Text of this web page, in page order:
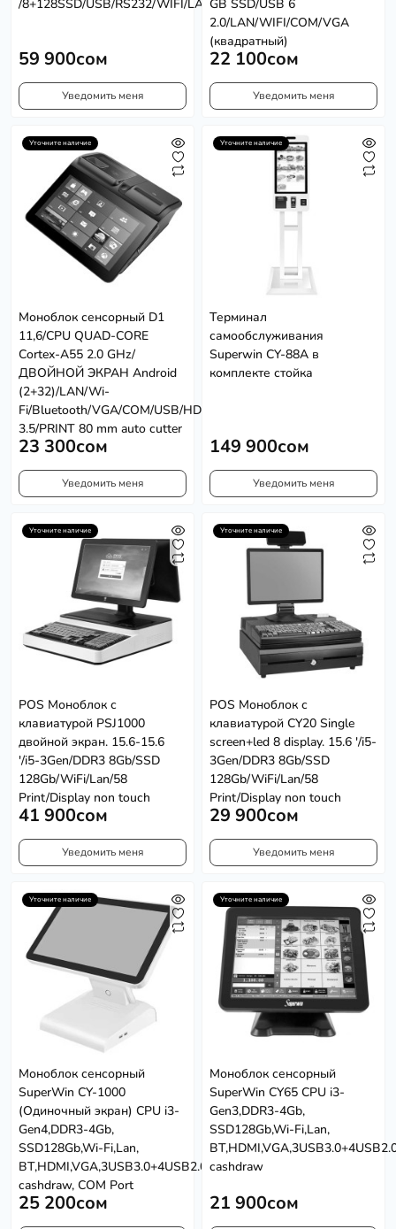
/8+128SSD/USB/RS232/WIFI/LAN
59 900сом
Уведомить меня
GB SSD/USB 6
2.0/LAN/WIFI/COM/VGA
(квадратный)
22 100сом
Уведомить меня
Уточните наличие
Моноблок сенсорный D1
11,6/CPU QUAD-CORE
Cortex-A55 2.0 GHz/
ДВОЙНОЙ ЭКРАН Android
(2+32)/LAN/Wi-
Fi/Bluetooth/VGA/COM/USB/HDMI/AUDIO
3.5/PRINT 80 mm auto cutter
23 300сом
Уведомить меня
Уточните наличие
Терминал
самообслуживания
Superwin CY-88A в
комплекте стойка
149 900сом
Уведомить меня
Уточните наличие
POS Моноблок с
клавиатурой PSJ1000
двойной экран. 15.6-15.6
'/i5-3Gen/DDR3 8Gb/SSD
128Gb/WiFi/Lan/58
Print/Display non touch
41 900сом
Уведомить меня
Уточните наличие
POS Моноблок с
клавиатурой CY20 Single
screen+led 8 display. 15.6 '/i5-
3Gen/DDR3 8Gb/SSD
128Gb/WiFi/Lan/58
Print/Display non touch
29 900сом
Уведомить меня
Уточните наличие
Моноблок сенсорный
SuperWin CY-1000
(Одиночный экран) CPU i3-
Gen4,DDR3-4Gb,
SSD128Gb,Wi-Fi,Lan,
BT,HDMI,VGA,3USB3.0+4USB2.0,Port
cashdraw, COM Port
25 200сом
Уточните наличие
Моноблок сенсорный
SuperWin CY65 CPU i3-
Gen3,DDR3-4Gb,
SSD128Gb,Wi-Fi,Lan,
cashdraw
21 900сом